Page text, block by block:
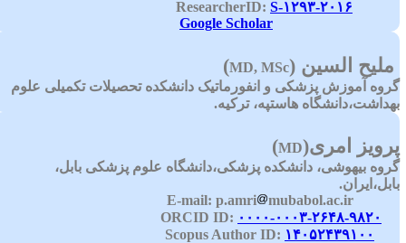
S-۱۲۹۳-۲۰۱۶
Google Scholar
ملیح السین (MD, MSc )
آموزش پزشکی و انفورماتیک دانشکده تحصیلات تکمیلی علوم
هاستپه، ترکیه.
امری (MD)
بیهوشی، دانشکده پزشکی،دانشگاه علوم پزشکی بابل،
p.amri
mubabol.ac.ir
: ۰۰۰۰-۰۰۰۳-۲۶۴۸-۹۸۲۰
۱۴۰۵۲۴۳۹۱۰۰